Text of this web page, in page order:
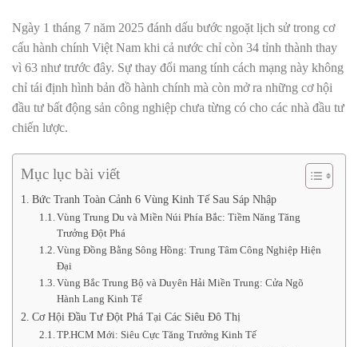
Ngày 1 tháng 7 năm 2025 đánh dấu bước ngoặt lịch sử trong cơ
cấu hành chính Việt Nam khi cả nước chỉ còn 34 tỉnh thành thay
vì 63 như trước đây. Sự thay đổi mang tính cách mạng này không
chỉ tái định hình bản đồ hành chính mà còn mở ra những cơ hội
đầu tư bất động sản công nghiệp chưa từng có cho các nhà đầu tư
chiến lược.
Mục lục bài viết
Bức Tranh Toàn Cảnh 6 Vùng Kinh Tế Sau Sáp Nhập
Vùng Trung Du và Miền Núi Phía Bắc: Tiềm Năng Tăng
Trưởng Đột Phá
Vùng Đồng Bằng Sông Hồng: Trung Tâm Công Nghiệp Hiện
Đại
Vùng Bắc Trung Bộ và Duyên Hải Miền Trung: Cửa Ngõ
Hành Lang Kinh Tế
Cơ Hội Đầu Tư Đột Phá Tại Các Siêu Đô Thị
TP.HCM Mới: Siêu Cực Tăng Trưởng Kinh Tế